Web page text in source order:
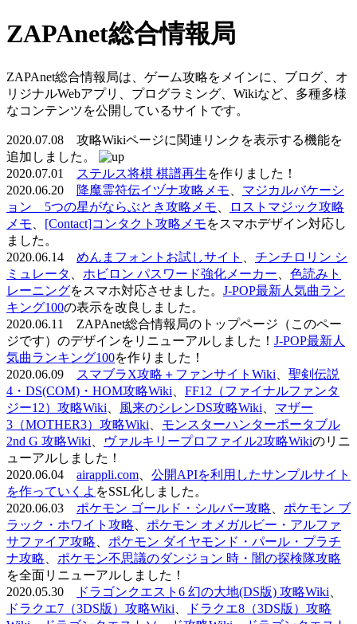
ZAPAnet総合情報局
ZAPAnet総合情報局は、ゲーム攻略をメインに、ブログ、オ
リジナルWebアプリ、プログラミング、Wikiなど、多種多様
なコンテンツを公開しているサイトです。
2020.07.08 攻略Wikiページに関連リンクを表示する機能を
追加しました。
2020.07.01
ステルス将棋 棋譜再生を作りました！
2020.06.20
降魔霊符伝イヅナ攻略メモ
マジカルバケーシ
ョン 5つの星がならぶとき攻略メモ
ロストマジック攻略
メモ
[Contact]コンタクト攻略メモをスマホデザイン対応し
ました。
2020.06.14 めんまフォントお試しサイト
チンチロリン シ
ミュレータ
ホビロン パスワード強化メーカー
色読みト
レーニングをスマホ対応させました。 J-POP最新人気曲ラン
キング100の表示を改良しました。
2020.06.11 ZAPAnet総合情報局のトップページ（このペー
ジです）のデザインをリニューアルしました！ J-POP最新人
気曲ランキング100を作りました！
2020.06.09
スマブラX攻略＋ファンサイトWiki
聖剣伝説
4・DS(COM)・HOM攻略Wiki
FF12（ファイナルファンタ
ジー12）攻略Wiki
風来のシレンDS攻略Wiki
マザー
3（MOTHER3）攻略Wiki
モンスターハンターポータブル
2nd G 攻略Wiki
ヴァルキリープロファイル2攻略Wikiのリニ
ューアルしました！
2020.06.04 airappli.com
公開APIを利用したサンプルサイト
を作っていくよ をSSL化しました。
2020.06.03 ポケモン ゴールド・シルバー攻略
ポケモン ブ
ラック・ホワイト攻略
ポケモン オメガルビー・アルファ
サファイア攻略
ポケモン ダイヤモンド・パール・プラチ
ナ攻略
ポケモン不思議のダンジョン 時・闇の探検隊攻略
を全面リニューアルしました！
2020.05.30
ドラゴンクエスト6 幻の大地(DS版) 攻略Wiki
ドラクエ7（3DS版）攻略Wiki
ドラクエ8（3DS版）攻略